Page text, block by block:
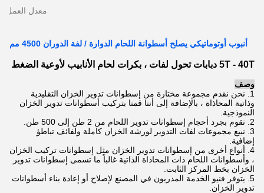
معدل العمل:
أنبوب أوتوماتيكي يصلح أسطوانة اللحام الدوارة / لفة الدوران 4500 مم
5T - 40T دبابات تحول لفات ، بكرات لحام الأنابيب لأوعية الضغط
وصف
1. نحن نقدم مجموعة مختارة من إسطوانات تدوير الخزان التقليدية
وذاتية المحاذاة ، بالإضافة إلى أننا قمنا بتركيب أسطوانات تدوير الخزان
النموذجية.
2. نقوم بجرد أحجام إسطوانات تدوير اللحام من 2 طن إلى 500 طن.
3. نبيع مجموعات لفات التدوير لورشة الخزان كاملة ولفائف تباطؤ
إضافية.
4. أنواع أخرى من إسطوانات تدوير الخزان مثل إسطوانات تركيب الخزان
، وأسطوانات اللحام ذات المحاذاة الذاتية غالباً ما تسمى إسطوانات تدوير
الخزان بخط المركز الثابت.
5. يتوفر فنيو الخدمة المدربون في المصنع لإصلاح أو إعادة بناء أسطوانات
تدوير الخزان.